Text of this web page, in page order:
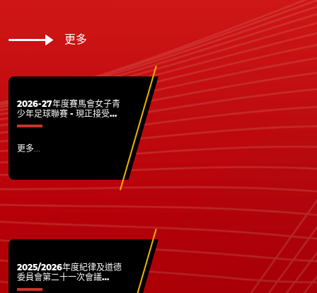
更多
2026-27年度賽馬會女子青
少年足球聯賽 - 現正接受各
屬會報名
更多...
2025/2026年度紀律及道德
委員會第二十一次會議
(20260706)